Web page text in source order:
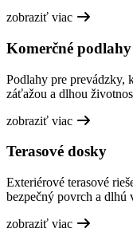
zobraziť viac
Komerčné podlahy
Podlahy pre prevádzky,
záťažou a dlhou
zobraziť viac
Terasové dosky
Exteriérové terasové
bezpečný povrch a dlhú
zobraziť viac